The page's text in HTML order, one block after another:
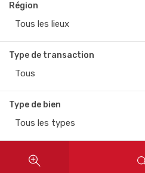
Région
Tous les lieux
Type de transaction
Tous
Type de bien
Tous les types